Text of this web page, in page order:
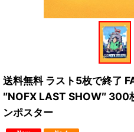
送料無料 ラスト5枚で終了
″NOFX LAST SHOW″ 300
ンポスター